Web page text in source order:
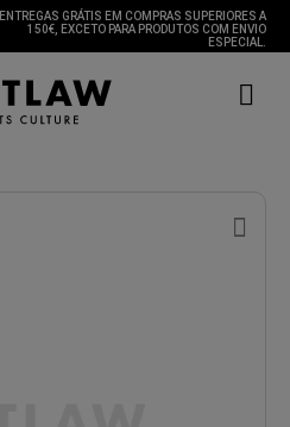
ENTREGAS GRÁTIS EM COMPRAS SUPERIORES A
150€, EXCETO PARA PRODUTOS COM ENVIO
ESPECIAL.